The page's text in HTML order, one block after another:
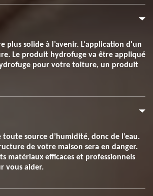
solide à l’avenir. L'application d'un
Le produit hydrofuge va être appliqué
pour votre toiture, un produit
source d’humidité, donc de l’eau.
de votre maison sera en danger.
matériaux efficaces et professionnels
vous aider.